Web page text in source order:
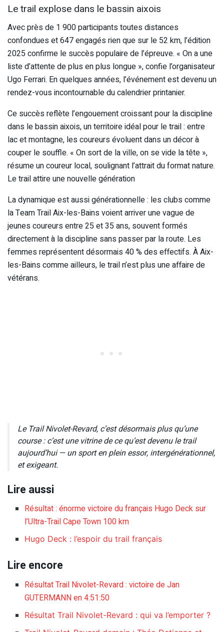
Le trail explose dans le bassin aixois
Avec près de 1 900 participants toutes distances
confondues et 647 engagés rien que sur le 52 km, l’édition
2025 confirme le succès populaire de l’épreuve. « On a une
liste d’attente de plus en plus longue », confie l’organisateur
Ugo Ferrari. En quelques années, l’événement est devenu un
rendez-vous incontournable du calendrier printanier.
Ce succès reflète l’engouement croissant pour la discipline
dans le bassin aixois, un territoire idéal pour le trail : entre
lac et montagne, les coureurs évoluent dans un décor à
couper le souffle. « On sort de la ville, on se vide la tête »,
résume un coureur local, soulignant l’attrait du format nature.
Le trail attire une nouvelle génération
La dynamique est aussi générationnelle : les clubs comme
la Team Trail Aix-les-Bains voient arriver une vague de
jeunes coureurs entre 25 et 35 ans, souvent formés
directement à la discipline sans passer par la route. Les
femmes représentent désormais 40 % des effectifs. À Aix-
les-Bains comme ailleurs, le trail n’est plus une affaire de
vétérans.
Le Trail Nivolet-Revard, c’est désormais plus qu’une
course : c’est une vitrine de ce qu’est devenu le trail
aujourd’hui — un sport en plein essor, intergénérationnel,
et exigeant.
Lire aussi
Résultat : énorme victoire du français Hugo Deck sur
l’Ultra-Trail Cape Town 100 km
Hugo Deck : l’espoir du trail français
Lire encore
Résultat Trail Nivolet-Revard : victoire de Jan
GUTERMANN en 4:51:50
Résultat Trail Nivolet-Revard : qui va l’emporter ?